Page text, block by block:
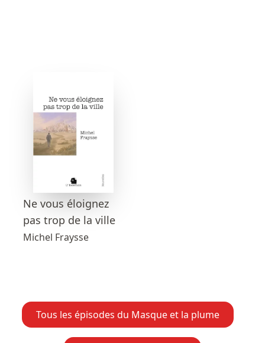
Ne vous éloignez
pas trop de la ville
Michel Fraysse
Tous les épisodes du Masque et la plume